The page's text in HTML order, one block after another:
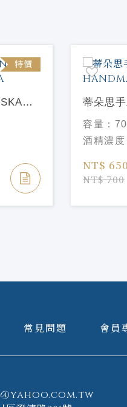
特價
蒂朵思
容量：
酒精濃度
NT$ 650
NT$ 700
常見問題 會員